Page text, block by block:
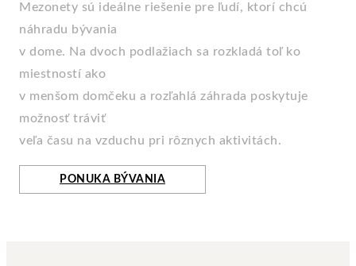
Mezonety sú ideálne riešenie pre ľudí, ktorí chcú
náhradu bývania
v dome. Na dvoch podlažiach sa rozkladá toľ ko
miestností ako
v menšom domčeku a rozľahlá záhrada poskytuje
možnosť tráviť
veľa času na vzduchu pri rôznych aktivitách.
PONUKA BÝVANIA